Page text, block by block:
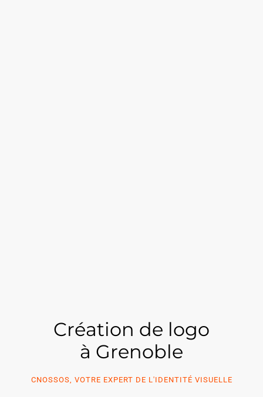
Création de logo
à Grenoble
CNOSSOS, VOTRE EXPERT DE L'IDENTITÉ VISUELLE